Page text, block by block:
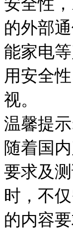
安全性
的外部
能家电
用安全
视。
温馨提
随着国
要求及
时，不
的内容